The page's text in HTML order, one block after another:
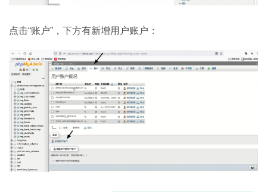
点击“账户”，下方有新增用户账户：